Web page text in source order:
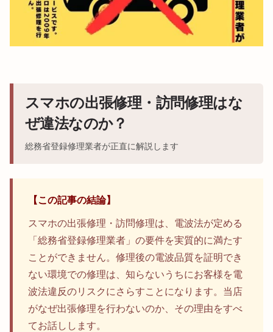
スマホの出張修理・訪問修理はな
ぜ違法なのか？
総務省登録修理業者が正直に解説します
【この記事の結論】
スマホの出張修理・訪問修理は、電波法が定める
「総務省登録修理業者」の要件を実質的に満たす
ことができません。修理後の電波品質を証明でき
ない環境での修理は、知らないうちにお客様を電
波法違反のリスクにさらすことになります。当店
がなぜ出張修理を行わないのか、その理由をすべ
てお話しします。